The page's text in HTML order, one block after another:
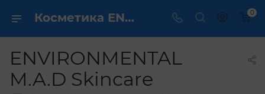
Косметика ENVIRONMENTAL M.A.D Skincare Детоксикация кожи - купить в интернет магазине ✔️ по выгодной цене 0
ENVIRONMENTAL
M.A.D Skincare